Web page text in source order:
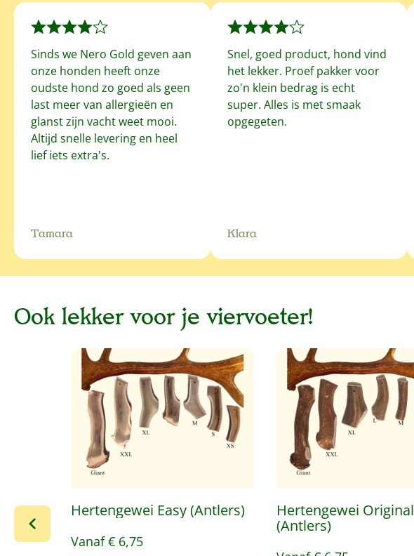
Sinds we Nero Gold geven aan
onze honden heeft onze
oudste hond zo goed als geen
last meer van allergieën en
glanst zijn vacht weet mooi.
Altijd snelle levering en heel
lief iets extra's.
Tamara
Snel, goed product, hond vind
het lekker. Proef pakker voor
zo'n klein bedrag is echt
super. Alles is met smaak
opgegeten.
Klara
Ook lekker voor je viervoeter!
Productgalerij overslaan
Hertengewei Easy (Antlers)
Vanaf€ 6,75
Hertengewei Original
(Antlers)